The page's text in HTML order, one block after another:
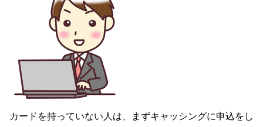
カードを持っていない人は、まずキャッシングに申込をし